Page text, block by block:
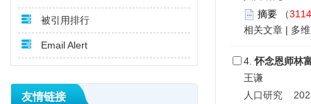
被引用排行
Email Alert
友情链接
摘要 （3114
相关文章 | 多
4.怀念恩师林
王谦
人口研究